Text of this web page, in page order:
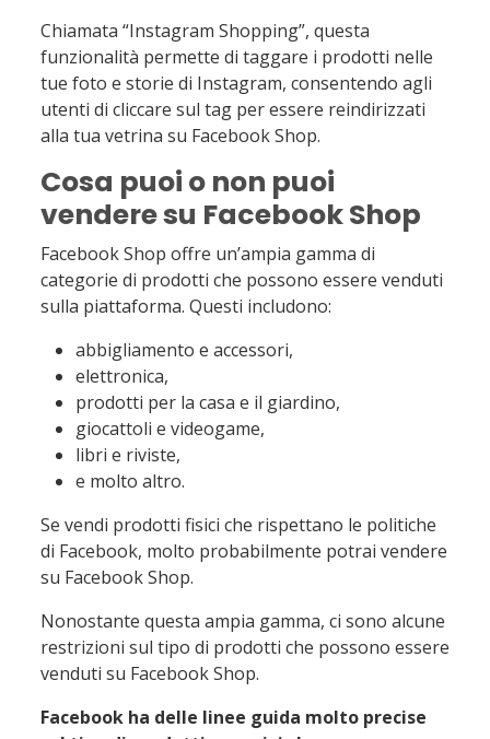
Chiamata “Instagram Shopping”, questa
funzionalità permette di taggare i prodotti nelle
tue foto e storie di Instagram, consentendo agli
utenti di cliccare sul tag per essere reindirizzati
alla tua vetrina su Facebook Shop.
Cosa puoi o non puoi
vendere su Facebook Shop
Facebook Shop offre un’ampia gamma di
categorie di prodotti che possono essere venduti
sulla piattaforma. Questi includono:
abbigliamento e accessori,
elettronica,
prodotti per la casa e il giardino,
giocattoli e videogame,
libri e riviste,
e molto altro.
Se vendi prodotti fisici che rispettano le politiche
di Facebook, molto probabilmente potrai vendere
su Facebook Shop.
Nonostante questa ampia gamma, ci sono alcune
restrizioni sul tipo di prodotti che possono essere
venduti su Facebook Shop.
Facebook ha delle linee guida molto precise